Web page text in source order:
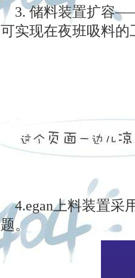
3. 储料装置扩容——
可实现在夜班吸料
4.egan上料装置采
题。